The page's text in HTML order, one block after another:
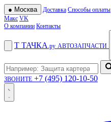
● Москва Доставка Способы оплаты
Макс VK
О компании Контакты
Т ТАЧКА .ру АВТОЗАПЧАСТИ
ЗВОНИТЕ +7 (495) 120-10-50